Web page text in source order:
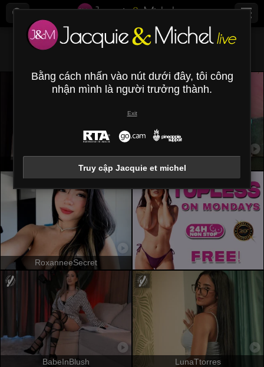
Tất cả (
AuroraStar SamaraBellet
RoxanneeSecret
BabeInBlush LunaTtorres
Bằng cách nhấn vào nút dưới đây, tôi công
nhận mình là người trưởng thành.
Exit
Truy cập Jacquie et michel